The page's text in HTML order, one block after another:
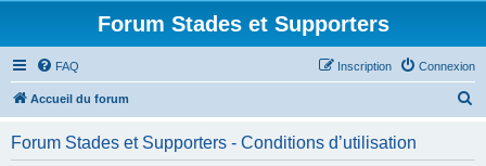
Forum Stades et Supporters
FAQ Connexion
Inscription
Accueil du forum
Forum Stades et Supporters - Conditions d’utilisation